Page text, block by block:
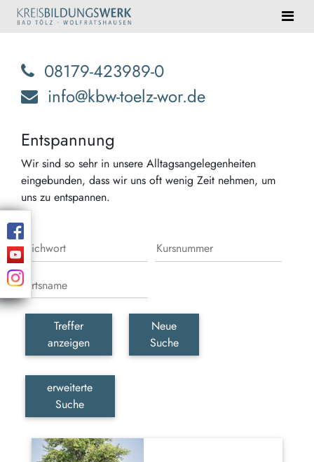
08179-423989-0
info@kbw-toelz-wor.de
Entspannung
Wir sind so sehr in unsere Alltagsangelegenheiten
eingebunden, dass wir uns oft wenig Zeit nehmen, um
uns zu entspannen.
Treffer
anzeigen
Neue
Suche
erweiterte
Suche